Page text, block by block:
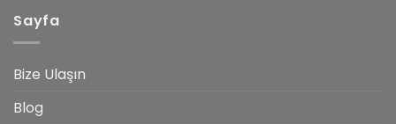
Nedir?
Sayfa
Bize Ulaşın
Blog